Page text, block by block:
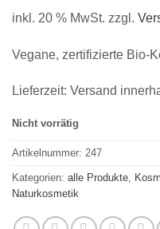
inkl. 20 % MwSt. zzgl.
Vegane, zertifizierte Bio-
Lieferzeit: Versand
Nicht vorrätig
Artikelnummer: 247
Kategorien: alle Produkte
Naturkosmetik